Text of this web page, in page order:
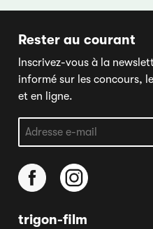
Rester au courant
Inscrivez-vous à la
informé sur les concours,
et en ligne.
trigon-film